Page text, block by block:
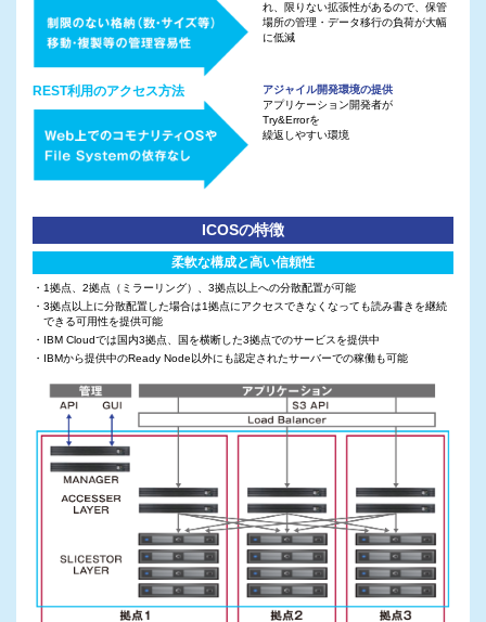
れ、限りない拡張性があるので、保管
場所の管理・データ移行の負荷が大幅
に低減
REST利用のアクセス方法
アジャイル開発環境の提供
アプリケーション開発者が
Try&Errorを
繰返しやすい環境
ICOSの特徴
柔軟な構成と高い信頼性
・1拠点、2拠点（ミラーリング）、3拠点以上への分散配置が可能
・3拠点以上に分散配置した場合は1拠点にアクセスできなくなっても読み書きを継続
できる可用性を提供可能
・IBM Cloudでは国内3拠点、国を横断した3拠点でのサービスを提供中
・IBMから提供中のReady Node以外にも認定されたサーバーでの稼働も可能